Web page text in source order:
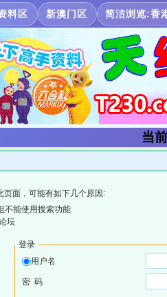
料区 新澳门区 简洁浏览:香
当
页面，可能有如下几个原因:
不能使用搜索功能
坛
登录
用户名
密 码